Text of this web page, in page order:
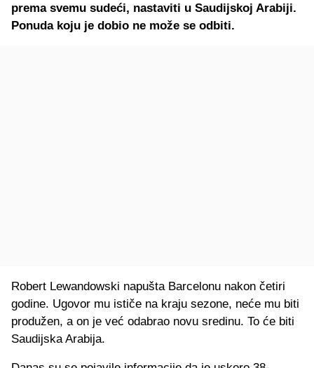
prema svemu sudeći, nastaviti u Saudijskoj Arabiji.
Ponuda koju je dobio ne može se odbiti.
Robert Lewandowski napušta Barcelonu nakon četiri
godine. Ugovor mu ističe na kraju sezone, neće mu biti
produžen, a on je već odabrao novu sredinu. To će biti
Saudijska Arabija.